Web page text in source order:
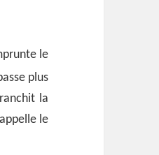
le
plus
la
le